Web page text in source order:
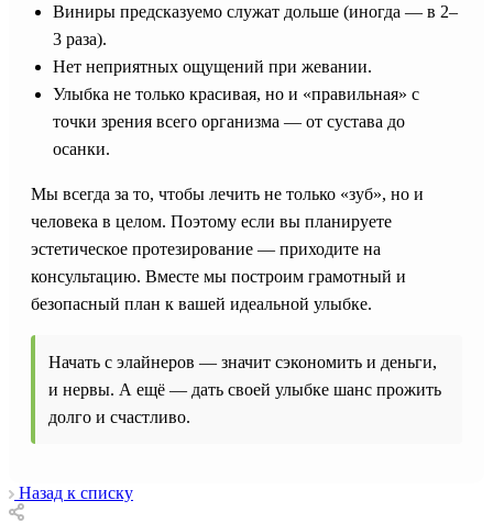
Виниры предсказуемо служат дольше (иногда — в 2–
3 раза).
Нет неприятных ощущений при жевании.
Улыбка не только красивая, но и «правильная» с
точки зрения всего организма — от сустава до
осанки.
Мы всегда за то, чтобы лечить не только «зуб», но и
человека в целом. Поэтому если вы планируете
эстетическое протезирование — приходите на
консультацию. Вместе мы построим грамотный и
безопасный план к вашей идеальной улыбке.
Начать с элайнеров — значит сэкономить и деньги,
и нервы. А ещё — дать своей улыбке шанс прожить
долго и счастливо.
Назад к списку